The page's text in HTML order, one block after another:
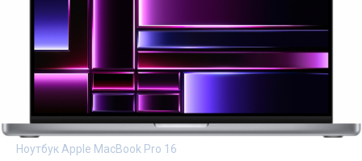
Ноутбук Apple MacBook Pro 16